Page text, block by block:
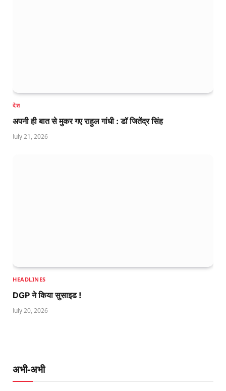
देश
अपनी ही बात से मुकर गए राहुल गांधी : डॉ जितेंद्र सिंह
July 21, 2026
HEADLINES
DGP ने किया सुसाइड !
July 20, 2026
अभी-अभी